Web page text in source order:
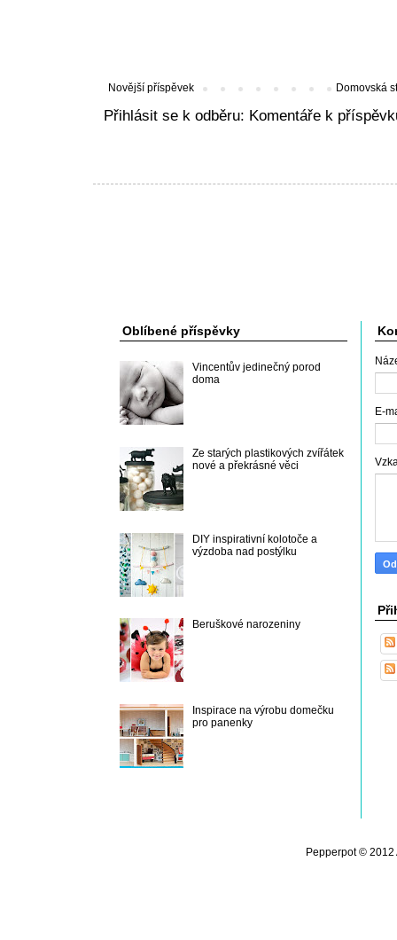
Novější příspěvek Domovská
Přihlásit se k odběru: Komentáře k
Oblíbené příspěvky
Vincentův jedinečný porod
doma
Ze starých plastikových zvířátek
nové a překrásné věci
DIY inspirativní kolotoče a
výzdoba nad postýlku
Beruškové narozeniny
Inspirace na výrobu domečku
pro panenky
E-
Pepperpot ©